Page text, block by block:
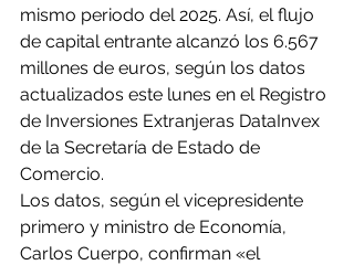
mismo periodo del 2025. Así, el flujo
de capital entrante alcanzó los 6.567
millones de euros, según los datos
actualizados este lunes en el Registro
de Inversiones Extranjeras DataInvex
de la Secretaría de Estado de
Comercio.
Los datos, según el vicepresidente
primero y ministro de Economía,
Carlos Cuerpo, confirman «el